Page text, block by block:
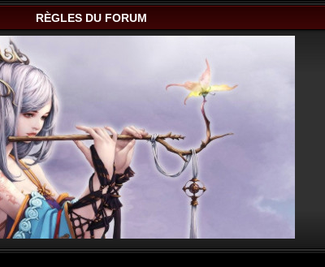
RÈGLES DU FORUM